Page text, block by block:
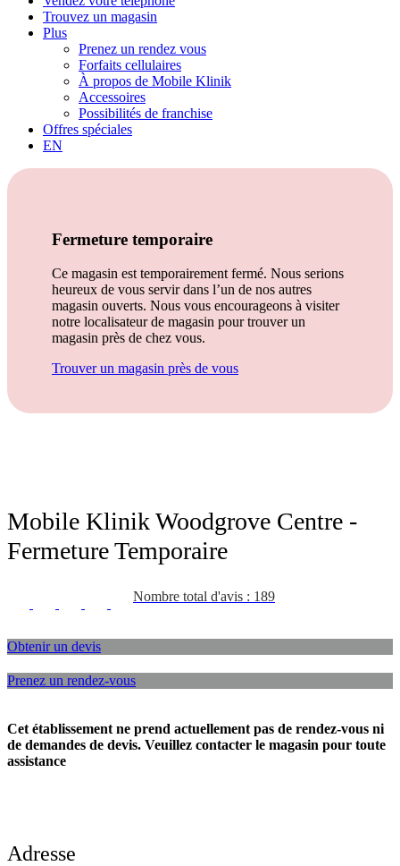
Trouvez un magasin
Plus
Prenez un rendez vous
Forfaits cellulaires
À propos de Mobile Klinik
Accessoires
Possibilités de franchise
Offres spéciales
EN
Fermeture temporaire
Ce magasin est temporairement fermé. Nous serions
heureux de vous servir dans l’un de nos autres
magasin ouverts. Nous vous encourageons à visiter
notre localisateur de magasin pour trouver un
magasin près de chez vous.
Trouver un magasin près de vous
Mobile Klinik Woodgrove Centre -
Fermeture Temporaire
Nombre total d'avis : 189
Obtenir un devis
Prenez un rendez-vous
Cet établissement ne prend actuellement pas de rendez-vous ni
de demandes de devis. Veuillez contacter le magasin pour toute
assistance
Adresse